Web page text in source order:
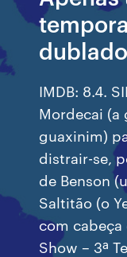
dublado
IMDB: 8.4.
Mordecai (a
guaxinim)
distrair-se,
de Benson
Saltitão (o
com
Show – 3ª